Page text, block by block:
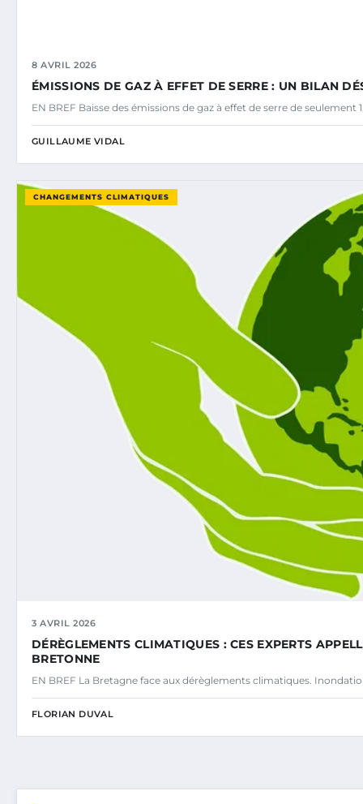
8 AVRIL 2026
ÉMISSIONS DE GAZ À EFFET DE SERRE : UN BILAN
EN BREF Baisse des émissions de gaz à effet de serre de seulement
GUILLAUME VIDAL
CHANGEMENTS CLIMATIQUES
3 AVRIL 2026
DÉRÈGLEMENTS CLIMATIQUES : CES EXPERTS
BRETONNE
EN BREF La Bretagne face aux dérèglements climatiques.
FLORIAN DUVAL